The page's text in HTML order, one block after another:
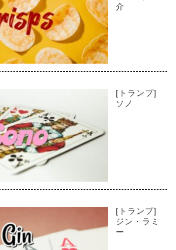
介
[トランプ]
ソノ
[トランプ]
ジン・ラミ
ー